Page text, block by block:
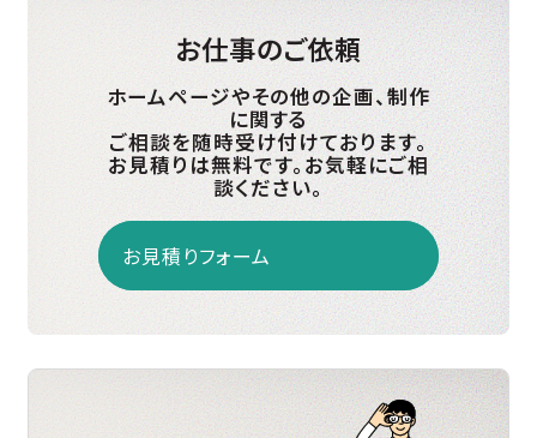
お仕事のご依頼
ホームページやその他の企画、制作
に関する
ご相談を随時受け付けております。
お見積りは無料です。お気軽にご相
談ください。
お見積りフォーム